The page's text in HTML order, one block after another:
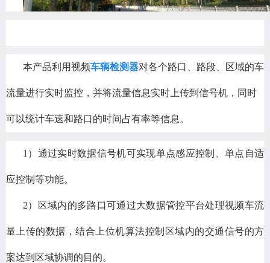
本产品利用视频车辆检测器对各个路口、路段、区域的车
流量进行实时监控，并将流量信息实时上传到信号机，同时
可以统计车速和路口的时间占有率等信息。
1）通过实时数据信号机可实现单点感应控制、单点自适
应控制等功能。
2）区域内的多路口可通过大数据管控平台处理视频车流
量上传的数据，结合上位机算法控制区域内的交通信号的方
案达到区域协调的目的。